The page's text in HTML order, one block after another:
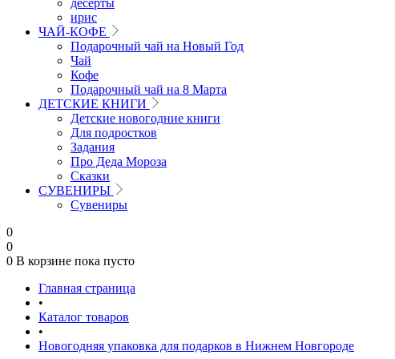
десерты
ирис
ЧАЙ-КОФЕ
Подарочный чай на Новый Год
Чай
Кофе
Подарочный чай на 8 Марта
ДЕТСКИЕ КНИГИ
Детские новогодние книги
Для подростков
Задания
Про Деда Мороза
Сказки
СУВЕНИРЫ
Сувениры
0
0
0 В корзине пока пусто
Главная страница
•
Каталог товаров
•
Новогодняя упаковка для подарков в Нижнем Новгороде